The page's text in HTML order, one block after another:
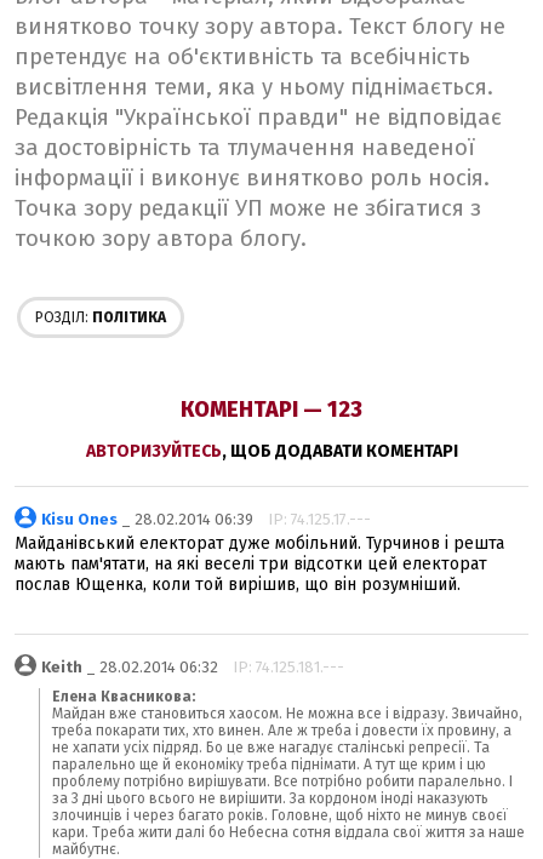
винятково точку зору автора. Текст блогу не
претендує на об'єктивність та всебічність
висвітлення теми, яка у ньому піднімається.
Редакція "Української правди" не відповідає
за достовірність та тлумачення наведеної
інформації і виконує винятково роль носія.
Точка зору редакції УП може не збігатися з
точкою зору автора блогу.
РОЗДІЛ: ПОЛІТИКА
КОМЕНТАРІ — 123
АВТОРИЗУЙТЕСЬ, ЩОБ ДОДАВАТИ КОМЕНТАРІ
Kisu Ones _ 28.02.2014 06:39 IP: 74.125.17.---
Майданівський електорат дуже мобільний. Турчинов і решта
мають пам'ятати, на які веселі три відсотки цей електорат
послав Ющенка, коли той вирішив, що він розумніший.
Keith _ 28.02.2014 06:32 IP: 74.125.181.---
Елена Квасникова:
Майдан вже становиться хаосом. Не можна все і відразу. Звичайно,
треба покарати тих, хто винен. Але ж треба і довести їх провину, а
не хапати усіх підряд. Бо це вже нагадує сталінські репресії. Та
паралельно ще й економіку треба піднімати. А тут ще крим і цю
проблему потрібно вирішувати. Все потрібно робити паралельно. І
за 3 дні цього всього не вирішити. За кордоном іноді наказують
злочинців і через багато років. Головне, щоб ніхто не минув своєї
кари. Треба жити далі бо Небесна сотня віддала свої життя за наше
майбутнє.